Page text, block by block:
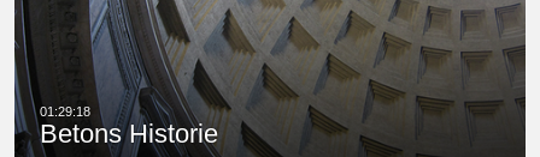
Betons Historie